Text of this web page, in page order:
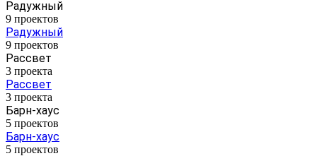
Радужный
9 проектов
Радужный
9 проектов
Рассвет
3 проекта
Рассвет
3 проекта
Барн-хаус
5 проектов
Барн-хаус
5 проектов